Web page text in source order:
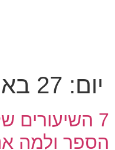
יום: 27 באוגוסט 2017
7 השיעורים
הספר ולמה